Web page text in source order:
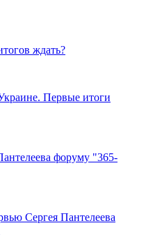
ждать?
Первые итоги
форуму "365-
Сергея Пантелеева